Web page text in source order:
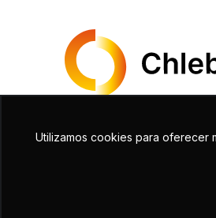
Utilizamos cookies para oferecer